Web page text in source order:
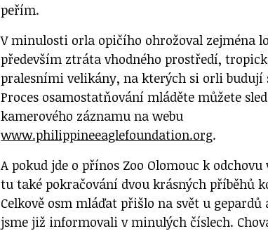
peřím.
V minulosti orla opičího ohrožoval zejména
především ztráta vhodného prostředí,
pralesními velikány, na kterých si orli budují
Proces osamostatňování mláděte můžete
kamerového záznamu na webu
www.philippineeaglefoundation.org.
A pokud jde o přínos Zoo Olomouc k
tu také pokračování dvou krásných příběhů
Celkově osm mláďat přišlo na svět u gepardů
jsme již informovali v minulých číslech.